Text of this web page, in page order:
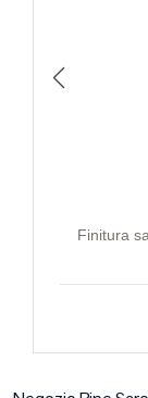
Finitura